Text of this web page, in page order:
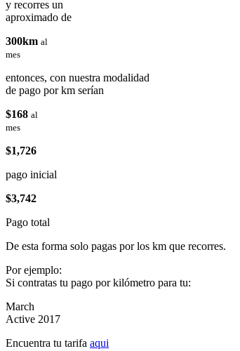
y recorres un
aproximado de
300km al
mes
entonces, con nuestra modalidad
de pago por km serían
$168 al
mes
$1,726
pago inicial
$3,742
Pago total
De esta forma solo pagas por los km que recorres.
Por ejemplo:
Si contratas tu pago por kilómetro para tu:
March
Active 2017
Encuentra tu tarifa aqui